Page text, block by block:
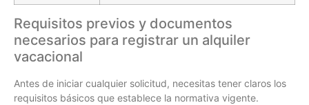
Requisitos previos y documentos
necesarios para registrar un alquiler
vacacional
Antes de iniciar cualquier solicitud, necesitas tener claros los
requisitos básicos que establece la normativa vigente.